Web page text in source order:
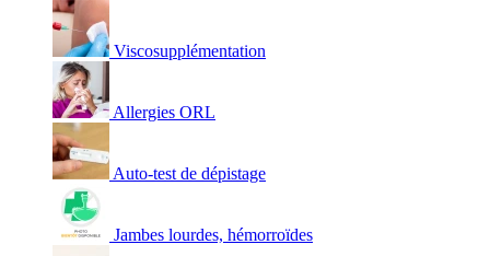
Viscosupplémentation
Allergies ORL
Auto-test de dépistage
Jambes lourdes, hémorroïdes